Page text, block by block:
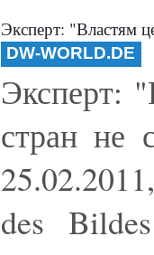
Эксперт: "Властям
DW-WORLD.DE
Эксперт:
стран не
des